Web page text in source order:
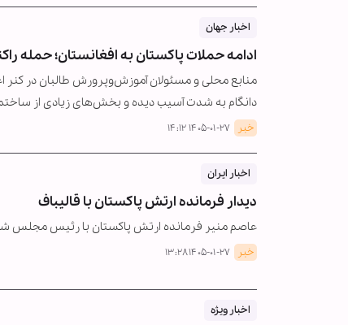
اخبار جهان
ادامه حملات پاکستان به افغانستان؛ حمله
منابع محلی و مسئولان آموزش‌وپرورش طالبان در
دانگام به شدت آسیب دیده و بخش‌های زیادی از
خبر ۱۴۰۵-۰۱-۲۷ ۱۴:۱۲
اخبار ایران
دیدار فرمانده ارتش پاکستان با قالیباف
عاصم منیر فرمانده ارتش پاکستان با رئیس مجلس
خبر ۱۴۰۵-۰۱-۲۷ ۱۳:۲۸
اخبار ویژه